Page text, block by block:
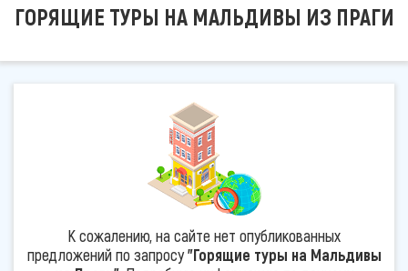
ГОРЯЩИЕ ТУРЫ НА МАЛЬДИВЫ ИЗ ПРАГИ
К сожалению, на сайте нет опубликованных
предложений по запросу"Горящие туры на Мальдивы